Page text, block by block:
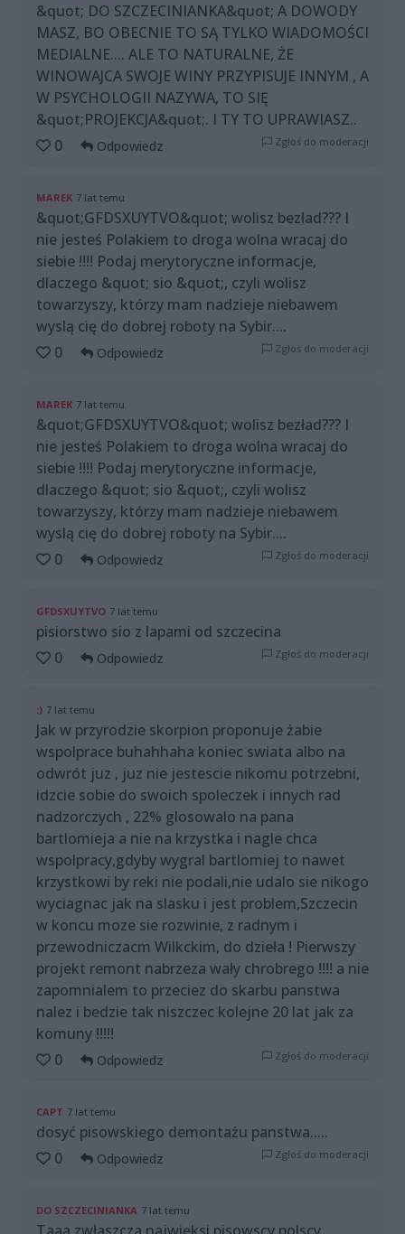
&quot; DO SZCZECINIANKA&quot; A DOWODY
MASZ, BO OBECNIE TO SĄ TYLKO WIADOMOŚCI
MEDIALNE.... ALE TO NATURALNE, ŻE
WINOWAJCA SWOJE WINY PRZYPISUJE INNYM , A
W PSYCHOLOGII NAZYWA, TO SIĘ
&quot;PROJEKCJA&quot;. I TY TO UPRAWIASZ..
0
Odpowiedz Zgłoś do moderacji
MAREK 7 lat temu
&quot;GFDSXUYTVO&quot; wolisz bezład??? I
nie jesteś Polakiem to droga wolna wracaj do
siebie !!!! Podaj merytoryczne informacje,
dlaczego &quot; sio &quot;, czyli wolisz
towarzyszy, którzy mam nadzieje niebawem
wyslą cię do dobrej roboty na Sybir....
0
Odpowiedz Zgłoś do moderacji
MAREK 7 lat temu
&quot;GFDSXUYTVO&quot; wolisz bezład??? I
nie jesteś Polakiem to droga wolna wracaj do
siebie !!!! Podaj merytoryczne informacje,
dlaczego &quot; sio &quot;, czyli wolisz
towarzyszy, którzy mam nadzieje niebawem
wyslą cię do dobrej roboty na Sybir....
0
Odpowiedz Zgłoś do moderacji
GFDSXUYTVO 7 lat temu
pisiorstwo sio z lapami od szczecina
0
Odpowiedz Zgłoś do moderacji
:) 7 lat temu
Jak w przyrodzie skorpion proponuje żabie
wspolprace buhahhaha koniec swiata albo na
odwrót juz , juz nie jestescie nikomu potrzebni,
idzcie sobie do swoich spoleczek i innych rad
nadzorczych , 22% glosowalo na pana
bartlomieja a nie na krzystka i nagle chca
wspolpracy,gdyby wygral bartlomiej to nawet
krzystkowi by reki nie podali,nie udalo sie nikogo
wyciagnac jak na slasku i jest problem,Szczecin
w koncu moze sie rozwinie, z radnym i
przewodniczacm Wilkckim, do dzieła ! Pierwszy
projekt remont nabrzeza wały chrobrego !!!! a nie
zapomnialem to przeciez do skarbu panstwa
nalez i bedzie tak niszczec kolejne 20 lat jak za
komuny !!!!!
0
Odpowiedz Zgłoś do moderacji
CAPT 7 lat temu
dosyć pisowskiego demontażu panstwa.....
0
Odpowiedz Zgłoś do moderacji
DO SZCZECINIANKA 7 lat temu